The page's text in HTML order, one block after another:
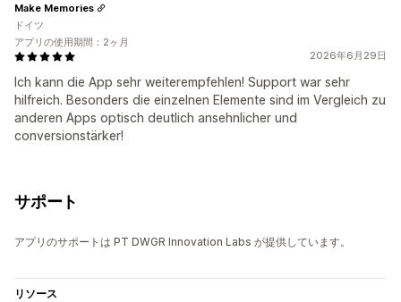
2026年6月29日
Ich kann die App sehr weiterempfehlen! Support war sehr
hilfreich. Besonders die einzelnen Elemente sind im Vergleich zu
anderen Apps optisch deutlich ansehnlicher und
conversionstärker!
Make Memories
ドイツ
アプリの使用期間：2ヶ月
サポート
アプリのサポートは PT DWGR Innovation Labs が提供しています。
リソース